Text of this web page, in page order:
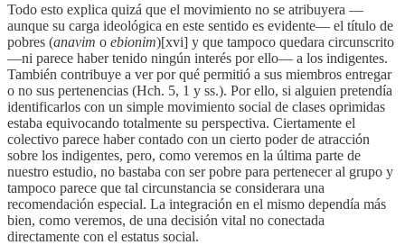
Todo esto explica quizá que el movimiento no se atribuyera —
aunque su carga ideológica en este sentido es evidente— el título de
pobres (anavim o ebionim)[xvi] y que tampoco quedara circunscrito
—ni parece haber tenido ningún interés por ello— a los indigentes.
También contribuye a ver por qué permitió a sus miembros entregar
o no sus pertenencias (Hch. 5, 1 y ss.). Por ello, si alguien pretendía
identificarlos con un simple movimiento social de clases oprimidas
estaba equivocando totalmente su perspectiva. Ciertamente el
colectivo parece haber contado con un cierto poder de atracción
sobre los indigentes, pero, como veremos en la última parte de
nuestro estudio, no bastaba con ser pobre para pertenecer al grupo y
tampoco parece que tal circunstancia se considerara una
recomendación especial. La integración en el mismo dependía más
bien, como veremos, de una decisión vital no conectada
directamente con el estatus social.